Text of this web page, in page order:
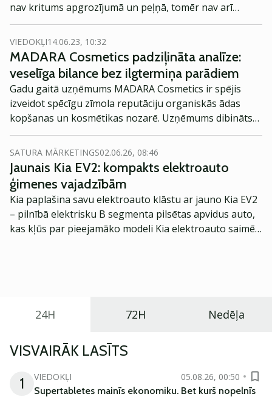
nav kritums apgrozījumā un peļņā, tomēr nav arī
būtiskas izaugsmes, par kuru priecāties. Ir arī gana
lielas izmaiņas uzņēmumā, kā arī citi fakti, kurus,
manuprāt, ir vērts plašāk apskatīt.
VIEDOKĻI14.06.23, 10:32
MADARA Cosmetics padziļināta analīze:
veselīga bilance bez ilgtermiņa parādiem
Gadu gaitā uzņēmums MADARA Cosmetics ir spējis
izveidot spēcīgu zīmola reputāciju organiskās ādas
kopšanas un kosmētikas nozarē. Uzņēmums dibināts
2006. gadā, un kopš tā laika tas ir nostiprinājis savas
pozīcijas Latvijā, kā arī ir pazīstams citās Eiropas
Savienības valstīs. Uzņēmums ir saņēmis dažādus
sertifikātus un apbalvojumus par augstas kvalitātes,
bioloģiskiem un videi draudzīgiem produktiem.
SATURA MĀRKETINGS02.06.26, 08:46
Jaunais Kia EV2: kompakts elektroauto
ģimenes vajadzībām
Kia paplašina savu elektroauto klāstu ar jauno Kia EV2
– pilnībā elektrisku B segmenta pilsētas apvidus auto,
kas kļūs par pieejamāko modeli Kia elektroauto saimē
24H 72H Nedēļa
VISVAIRĀK LASĪTS
1
VIEDOKĻI
05.08.26, 00:50
Supertabletes mainīs ekonomiku. Bet kurš nopelnīs